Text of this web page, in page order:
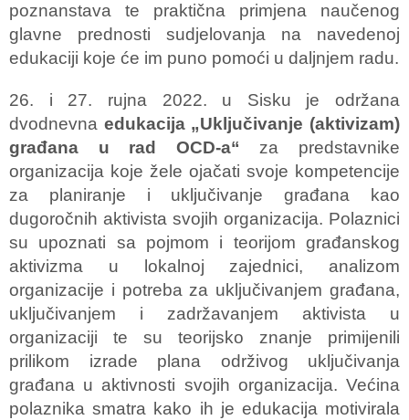
poznanstava te praktična primjena naučenog
glavne prednosti sudjelovanja na navedenoj
edukaciji koje će im puno pomoći u daljnjem radu.
26. i 27. rujna 2022. u Sisku je održana
dvodnevna edukacija „Uključivanje (aktivizam)
građana u rad OCD-a“ za predstavnike
organizacija koje žele ojačati svoje kompetencije
za planiranje i uključivanje građana kao
dugoročnih aktivista svojih organizacija. Polaznici
su upoznati sa pojmom i teorijom građanskog
aktivizma u lokalnoj zajednici, analizom
organizacije i potreba za uključivanjem građana,
uključivanjem i zadržavanjem aktivista u
organizaciji te su teorijsko znanje primijenili
prilikom izrade plana održivog uključivanja
građana u aktivnosti svojih organizacija. Većina
polaznika smatra kako ih je edukacija motivirala